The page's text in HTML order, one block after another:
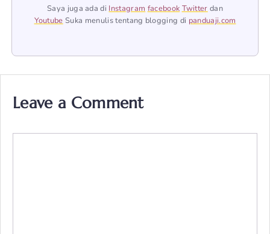
Saya juga ada di Instagram facebook Twitter dan
Youtube Suka menulis tentang blogging di panduaji.com
Leave a Comment